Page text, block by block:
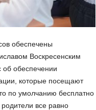
обеспечены
Воскресенским
об обеспечении
которые посещают
по умолчанию бесплатно
все равно